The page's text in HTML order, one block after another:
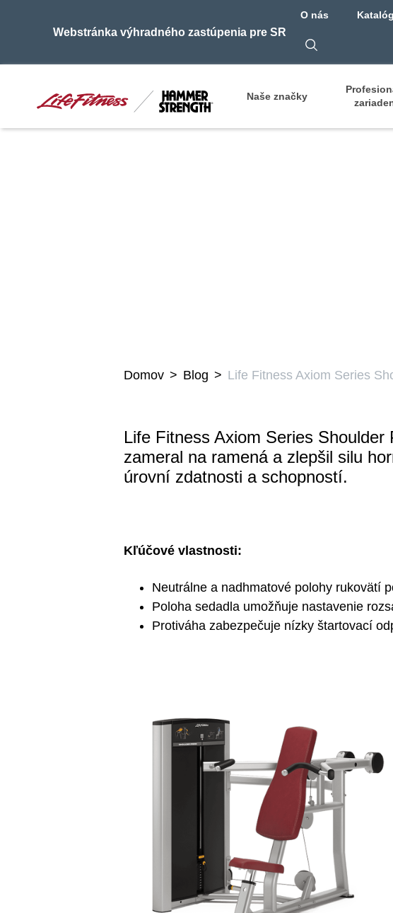
Webstránka výhradného zastúpenia pre SR
O nás
Naše značky
Domov Blog Life Fitness Axiom Series
Life Fitness Axiom Series
zameral na ramená a zlepšil silu
úrovní zdatnosti a schopností.
Kľúčové vlastnosti:
Neutrálne a nadhmatové polohy rukovätí
Poloha sedadla umožňuje nastavenie
Protiváha zabezpečuje nízky štartovací